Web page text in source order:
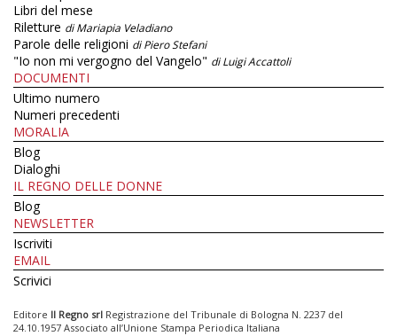
Libri del mese
Riletture di Mariapia Veladiano
Parole delle religioni di Piero Stefani
"Io non mi vergogno del Vangelo" di Luigi Accattoli
DOCUMENTI
Ultimo numero
Numeri precedenti
MORALIA
Blog
Dialoghi
IL REGNO DELLE DONNE
Blog
NEWSLETTER
Iscriviti
EMAIL
Scrivici
Editore Il Regno srl Registrazione del Tribunale di Bologna N. 2237 del
24.10.1957 Associato all’Unione Stampa Periodica Italiana